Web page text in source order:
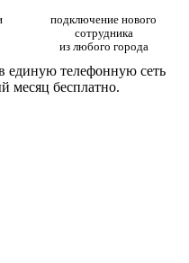
подключение нового
сотрудника
из любого города
единую телефонную сеть
месяц бесплатно.